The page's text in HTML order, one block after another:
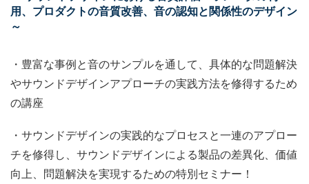
用、プロダクトの音質改善、音の認知と関係性のデザイン
～
・豊富な事例と音のサンプルを通して、具体的な問題解決
やサウンドデザインアプローチの実践方法を修得するため
の講座
・サウンドデザインの実践的なプロセスと一連のアプロー
チを修得し、サウンドデザインによる製品の差異化、価値
向上、問題解決を実現するための特別セミナー！